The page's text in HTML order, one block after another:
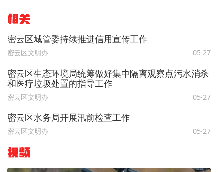
相关
密云区城管委持续推进信用宣传工作
密云区文明办 05-27
密云区生态环境局统筹做好集中隔离观察点污水消杀
和医疗垃圾处置的指导工作
密云区文明办 05-27
密云区水务局开展汛前检查工作
密云区文明办 05-27
视频